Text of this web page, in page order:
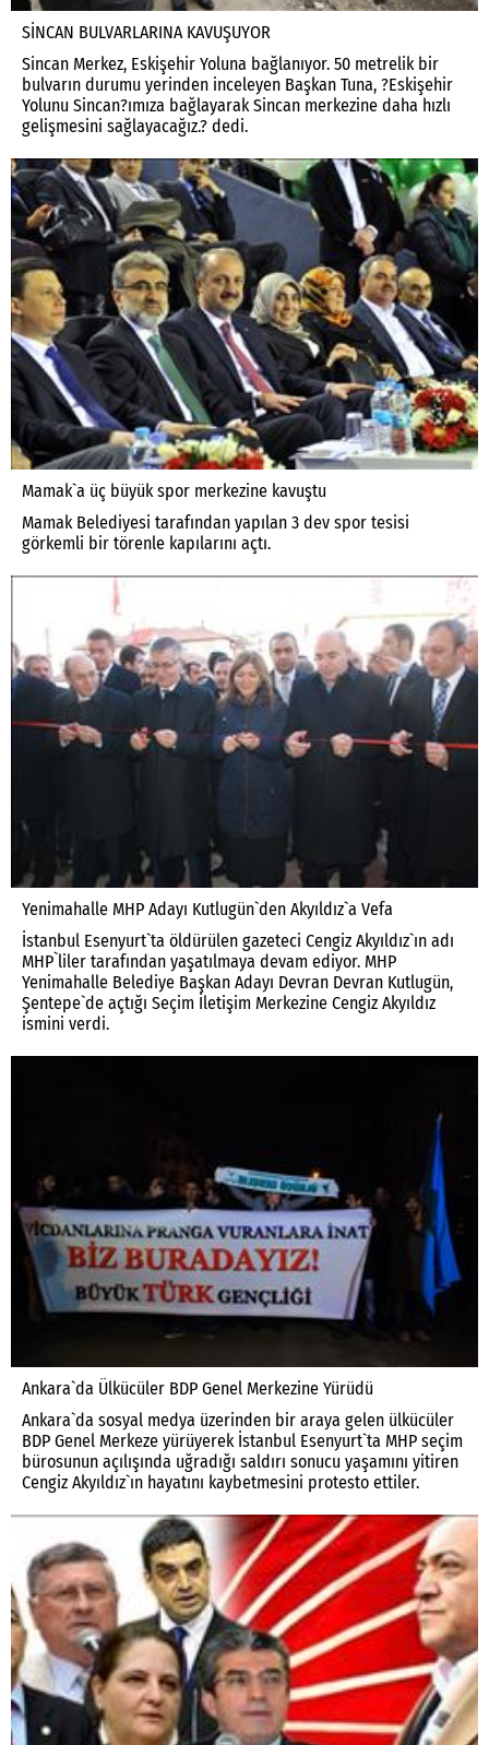
SİNCAN BULVARLARINA KAVUŞUYOR
Sincan Merkez, Eskişehir Yoluna bağlanıyor. 50 metrelik bir
bulvarın durumu yerinden inceleyen Başkan Tuna, ?Eskişehir
Yolunu Sincan?ımıza bağlayarak Sincan merkezine daha hızlı
gelişmesini sağlayacağız.? dedi.
Mamak`a üç büyük spor merkezine kavuştu
Mamak Belediyesi tarafından yapılan 3 dev spor tesisi
görkemli bir törenle kapılarını açtı.
Yenimahalle MHP Adayı Kutlugün`den Akyıldız`a Vefa
İstanbul Esenyurt`ta öldürülen gazeteci Cengiz Akyıldız`ın adı
MHP`liler tarafından yaşatılmaya devam ediyor. MHP
Yenimahalle Belediye Başkan Adayı Devran Devran Kutlugün,
Şentepe`de açtığı Seçim İletişim Merkezine Cengiz Akyıldız
ismini verdi.
Ankara`da Ülkücüler BDP Genel Merkezine Yürüdü
Ankara`da sosyal medya üzerinden bir araya gelen ülkücüler
BDP Genel Merkeze yürüyerek İstanbul Esenyurt`ta MHP seçim
bürosunun açılışında uğradığı saldırı sonucu yaşamını yitiren
Cengiz Akyıldız`ın hayatını kaybetmesini protesto ettiler.